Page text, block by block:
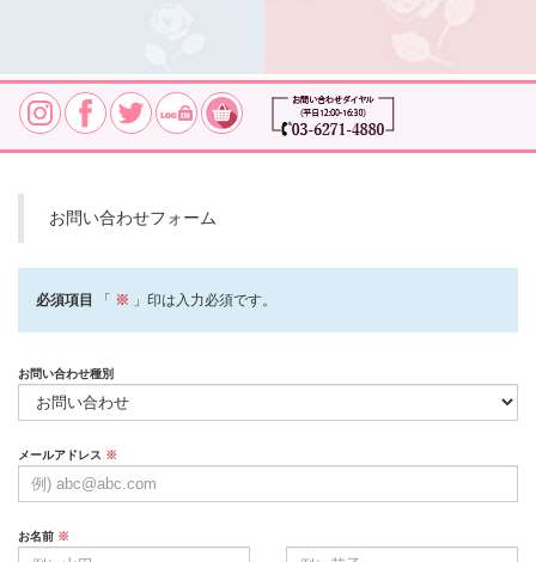
お問い合わせ
お問い合わせフォーム
必須項目 「 ※ 」印は入力必須です。
お問い合わせ種別
メールアドレス ※
お名前 ※